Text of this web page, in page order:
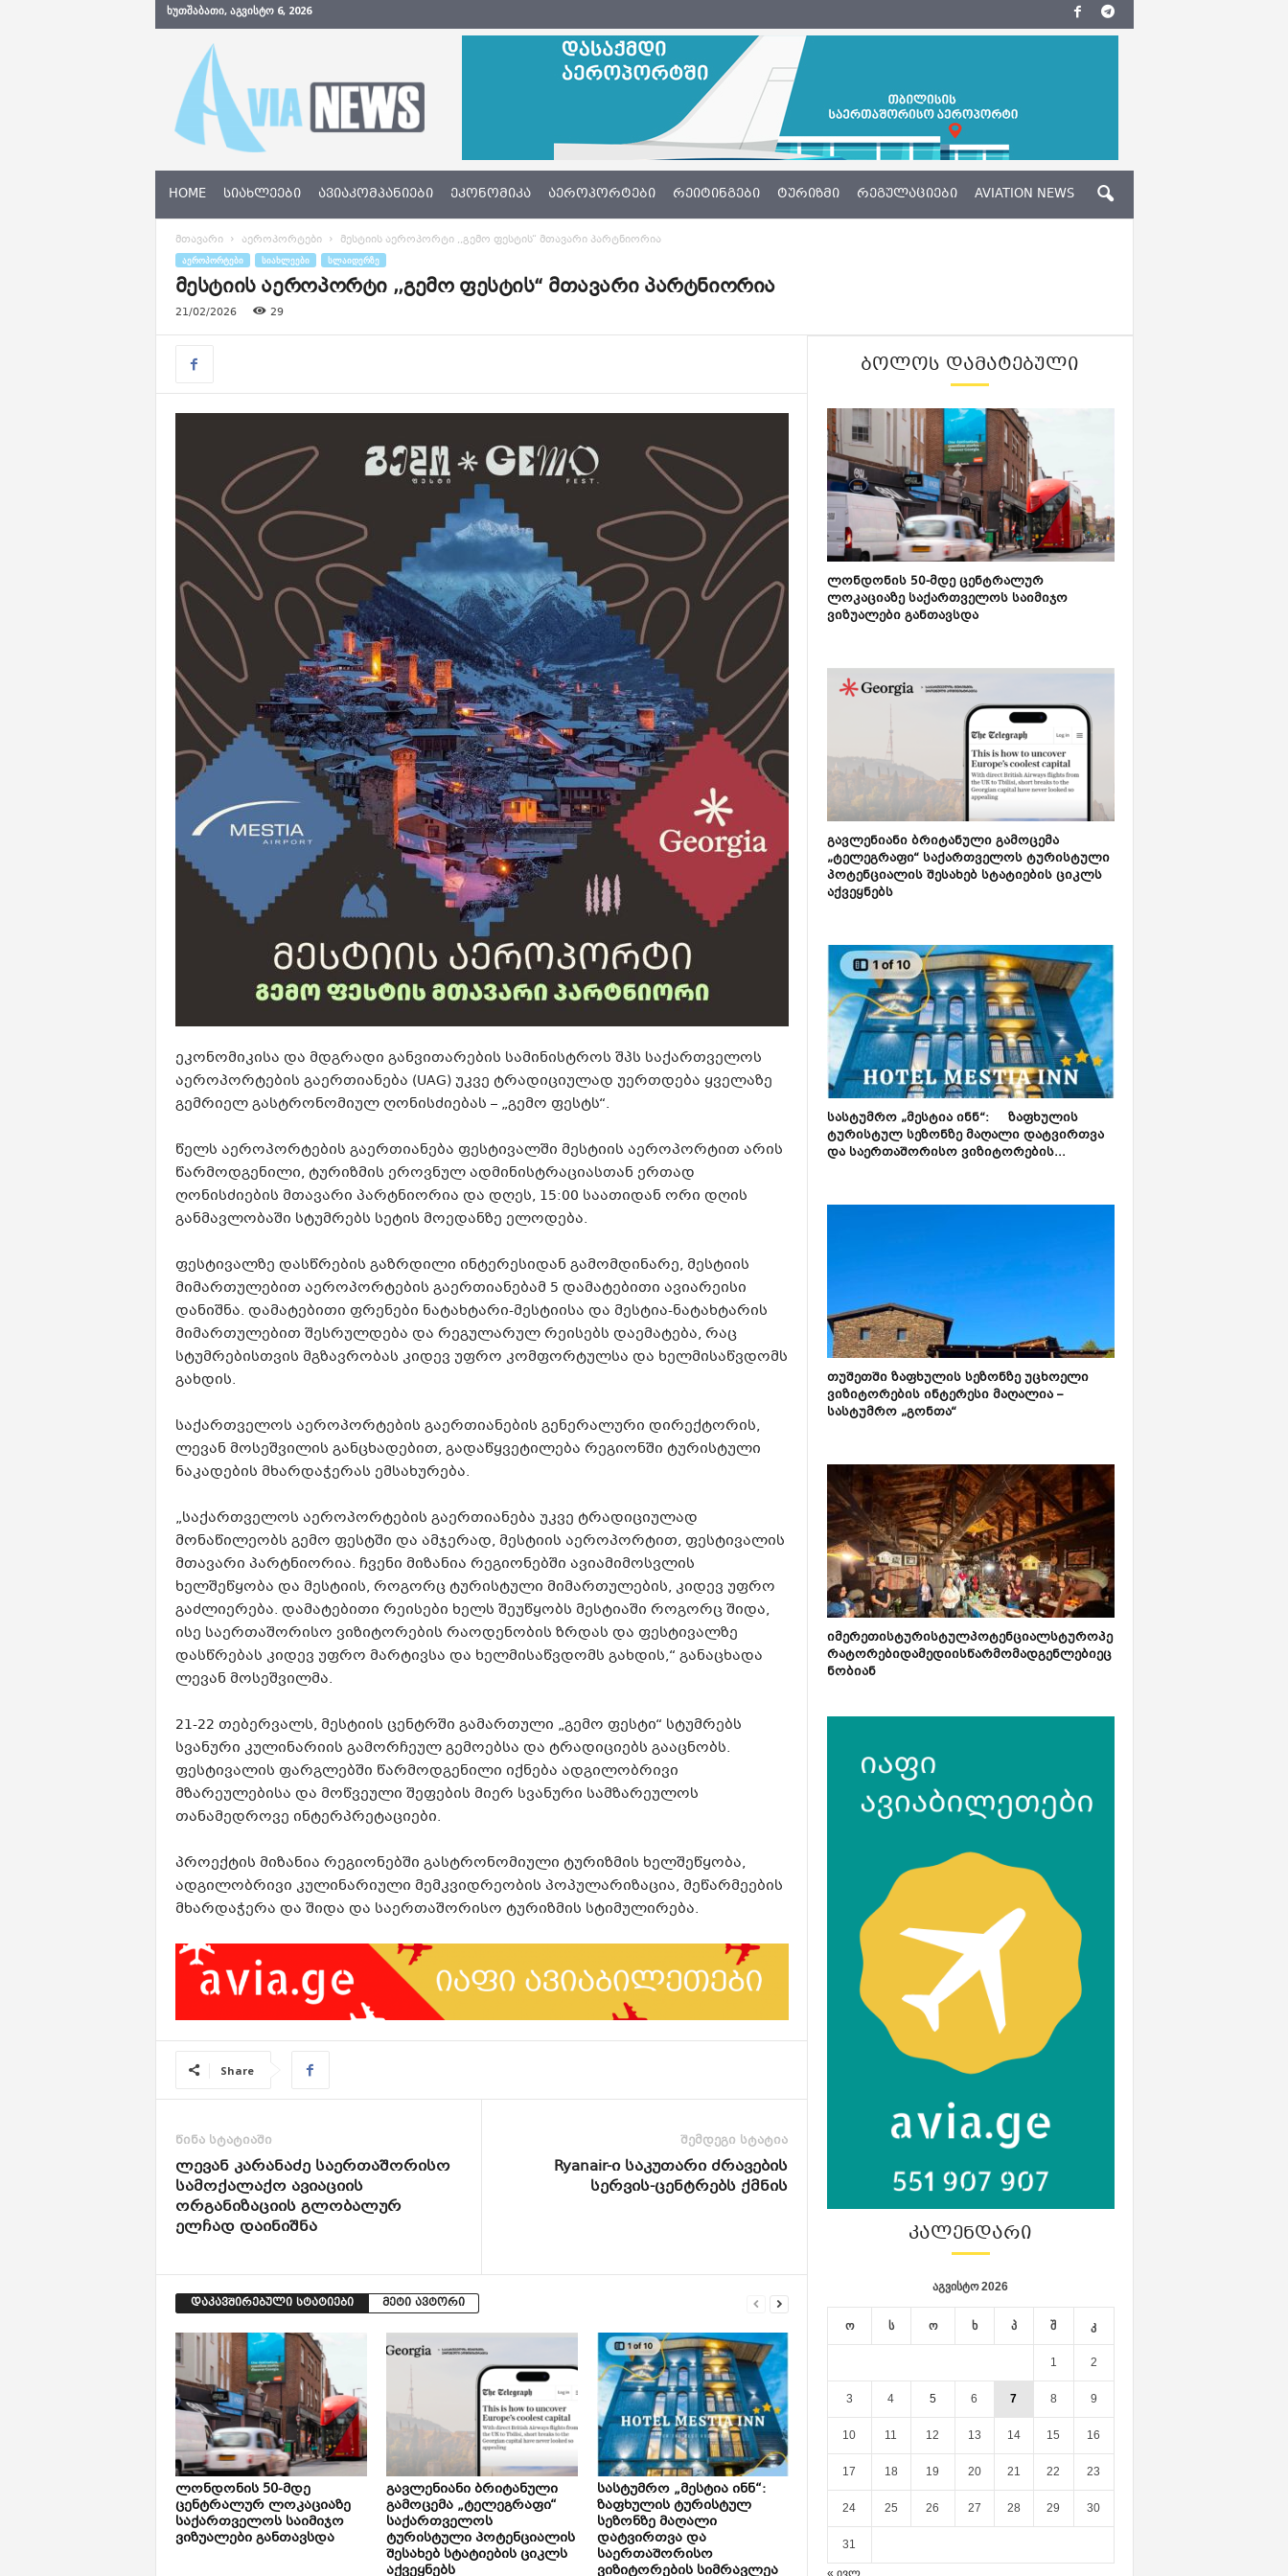
ᲮᲣᲗᲨᲐᲑᲐᲗᲘ, ᲐᲒᲕᲘᲡᲢᲝ 6, 2026
N
w
s
e
HOME ᲡᲘᲐᲮᲚᲔᲔᲑᲘ ᲐᲕᲘᲐᲙᲝᲛᲞᲐᲜᲘᲔᲑᲘ ᲔᲙᲝᲜᲝᲛᲘᲙᲐ ᲐᲔᲠᲝᲞᲝᲠᲢᲔᲑᲘ ᲠᲔᲘᲢᲘᲜᲒᲔᲑᲘ ᲢᲣᲠᲘᲖᲛᲘ ᲠᲔᲒᲣᲚᲐᲪᲘᲔᲑᲘ AVIATION NEWS
მთავარი აეროპორტები მესტიის აეროპორტი ,,გემო ფესტის“ მთავარი პარტნიორია
ᲐᲔᲠᲝᲞᲝᲠᲢᲔᲑᲘ ᲡᲘᲐᲮᲚᲔᲔᲑᲘ ᲡᲚᲐᲘᲓᲔᲠᲖᲔ
მესტიის აეროპორტი ,,გემო ფესტის“ მთავარი პარტნიორია
21/02/2026 29
ეკონომიკისა და მდგრადი განვითარების სამინისტროს შპს საქართველოს
აეროპორტების გაერთიანება (UAG) უკვე ტრადიციულად უერთდება ყველაზე
გემრიელ გასტრონომიულ ღონისძიებას – „გემო ფესტს“.
წელს აეროპორტების გაერთიანება ფესტივალში მესტიის აეროპორტით არის
წარმოდგენილი, ტურიზმის ეროვნულ ადმინისტრაციასთან ერთად
ღონისძიების მთავარი პარტნიორია და დღეს, 15:00 საათიდან ორი დღის
განმავლობაში სტუმრებს სეტის მოედანზე ელოდება.
ფესტივალზე დასწრების გაზრდილი ინტერესიდან გამომდინარე, მესტიის
მიმართულებით აეროპორტების გაერთიანებამ 5 დამატებითი ავიარეისი
დანიშნა. დამატებითი ფრენები ნატახტარი-მესტიისა და მესტია-ნატახტარის
მიმართულებით შესრულდება და რეგულარულ რეისებს დაემატება, რაც
სტუმრებისთვის მგზავრობას კიდევ უფრო კომფორტულსა და ხელმისაწვდომს
გახდის.
საქართველოს აეროპორტების გაერთიანების გენერალური დირექტორის,
ლევან მოსეშვილის განცხადებით, გადაწყვეტილება რეგიონში ტურისტული
ნაკადების მხარდაჭერას ემსახურება.
„საქართველოს აეროპორტების გაერთიანება უკვე ტრადიციულად
მონაწილეობს გემო ფესტში და ამჯერად, მესტიის აეროპორტით, ფესტივალის
მთავარი პარტნიორია. ჩვენი მიზანია რეგიონებში ავიამიმოსვლის
ხელშეწყობა და მესტიის, როგორც ტურისტული მიმართულების, კიდევ უფრო
გაძლიერება. დამატებითი რეისები ხელს შეუწყობს მესტიაში როგორც შიდა,
ისე საერთაშორისო ვიზიტორების რაოდენობის ზრდას და ფესტივალზე
დასწრებას კიდევ უფრო მარტივსა და ხელმისაწვდომს გახდის,“ განაცხადა
ლევან მოსეშვილმა.
21-22 თებერვალს, მესტიის ცენტრში გამართული „გემო ფესტი“ სტუმრებს
სვანური კულინარიის გამორჩეულ გემოებსა და ტრადიციებს გააცნობს.
ფესტივალის ფარგლებში წარმოდგენილი იქნება ადგილობრივი
მზარეულებისა და მოწვეული შეფების მიერ სვანური სამზარეულოს
თანამედროვე ინტერპრეტაციები.
პროექტის მიზანია რეგიონებში გასტრონომიული ტურიზმის ხელშეწყობა,
ადგილობრივი კულინარიული მემკვიდრეობის პოპულარიზაცია, მეწარმეების
მხარდაჭერა და შიდა და საერთაშორისო ტურიზმის სტიმულირება.
Share
წინა სტატიაში
ლევან კარანაძე საერთაშორისო
სამოქალაქო ავიაციის
ორგანიზაციის გლობალურ
ელჩად დაინიშნა
შემდეგი სტატია
Ryanair-ი საკუთარი ძრავების
სერვის-ცენტრებს ქმნის
დაკავშირებული სტატიები მეტი ავტორი
ლონდონის 50-მდე
ცენტრალურ ლოკაციაზე
საქართველოს საიმიჯო
ვიზუალები განთავსდა
გავლენიანი ბრიტანული
გამოცემა „ტელეგრაფი“
საქართველოს
ტურისტული პოტენციალის
შესახებ სტატიების ციკლს
აქვეყნებს
სასტუმრო „მესტია ინნ“:
ზაფხულის ტურისტულ
სეზონზე მაღალი
დატვირთვა და
საერთაშორისო
ვიზიტორების სიმრავლეა
ᲑᲝᲚᲝᲡ ᲓᲐᲛᲐᲢᲔᲑᲣᲚᲘ
ლონდონის 50-მდე ცენტრალურ
ლოკაციაზე საქართველოს საიმიჯო
ვიზუალები განთავსდა
გავლენიანი ბრიტანული გამოცემა
„ტელეგრაფი“ საქართველოს ტურისტული
პოტენციალის შესახებ სტატიების ციკლს
აქვეყნებს
სასტუმრო „მესტია ინნ“: ზაფხულის
ტურისტულ სეზონზე მაღალი დატვირთვა
და საერთაშორისო ვიზიტორების...
თუშეთში ზაფხულის სეზონზე უცხოელი
ვიზიტორების ინტერესი მაღალია –
სასტუმრო „გონთა“
იმერეთისტურისტულპოტენციალსტუროპე
რატორებიდამედიისწარმომადგენლებიეც
ნობიან
ᲙᲐᲚᲔᲜᲓᲐᲠᲘ
აგვისტო 2026
ო ს ო ხ პ შ კ
1 2
3 4 5 6 7 8 9
10 11 12 13 14 15 16
17 18 19 20 21 22 23
24 25 26 27 28 29 30
31